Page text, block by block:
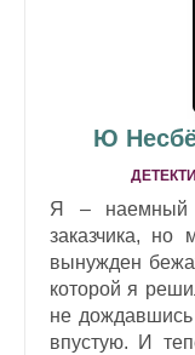
Ю
Я – наемный
заказчика,
вынужден
которой я
не
впустую. И